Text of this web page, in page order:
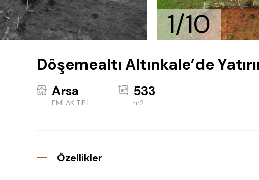
1/10
Döşemealtı Altınkale’de
Arsa
EMLAK TİPİ
533
m2
Özellikler